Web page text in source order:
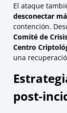
El ataque
desconectar
contención.
Comité de
Centro
una
post-